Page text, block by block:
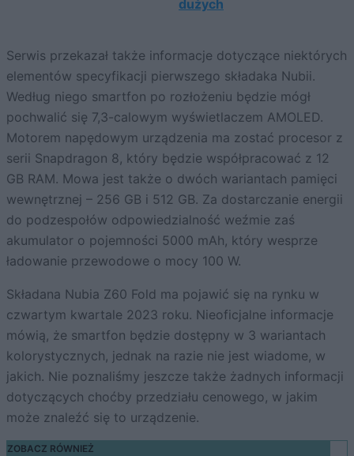
dużych
Serwis przekazał także informacje dotyczące niektórych
elementów specyfikacji pierwszego składaka Nubii.
Według niego smartfon po rozłożeniu będzie mógł
pochwalić się 7,3-calowym wyświetlaczem AMOLED.
Motorem napędowym urządzenia ma zostać procesor z
serii Snapdragon 8, który będzie współpracować z 12
GB RAM. Mowa jest także o dwóch wariantach pamięci
wewnętrznej – 256 GB i 512 GB. Za dostarczanie energii
do podzespołów odpowiedzialność weźmie zaś
akumulator o pojemności 5000 mAh, który wesprze
ładowanie przewodowe o mocy 100 W.
Składana Nubia Z60 Fold ma pojawić się na rynku w
czwartym kwartale 2023 roku. Nieoficjalne informacje
mówią, że smartfon będzie dostępny w 3 wariantach
kolorystycznych, jednak na razie nie jest wiadome, w
jakich. Nie poznaliśmy jeszcze także żadnych informacji
dotyczących choćby przedziału cenowego, w jakim
może znaleźć się to urządzenie.
ZOBACZ RÓWNIEŻ